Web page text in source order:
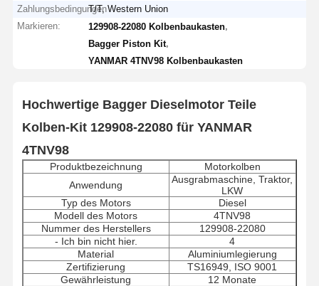
ZahlungsbedingungenT/T, Western Union
Markieren:
129908-22080 Kolbenbaukasten
Bagger Piston Kit
YANMAR 4TNV98 Kolbenbaukasten
Hochwertige Bagger Dieselmotor Teile
Kolben-Kit 129908-22080 für YANMAR
4TNV98
Produktbezeichnung
Motorkolben
Anwendung
Ausgrabmaschine, Traktor,
LKW
Typ des Motors
Diesel
Modell des Motors
4TNV98
Nummer des Herstellers
129908-22080
- Ich bin nicht hier.
4
Material
Aluminiumlegierung
Zertifizierung
TS16949, ISO 9001
Gewährleistung
12 Monate